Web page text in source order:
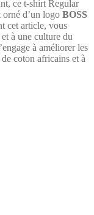
ce t-shirt Regular
d’un logo BOSS
cet article, vous
à une culture du
à améliorer les
coton africains et à